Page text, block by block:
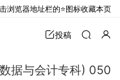
投稿
据与会计专科) 050
浏览器地址栏的⭐图标收藏本页